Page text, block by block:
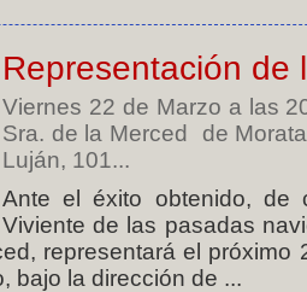
Representación de
Viernes 22 de Marzo a las
Sra. de la Merced de
Luján, 101...
Ante el éxito obtenido, de
Viviente de las pasadas
representará el próximo
bajo la dirección de ...